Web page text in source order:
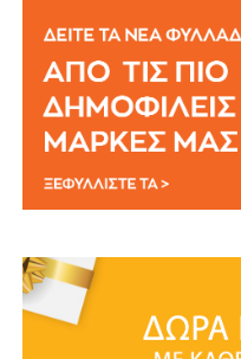
Καθαρισμού Κήπου
Μηχανήματα Κοπής
Ξύλων
Οικιακές Συσκευές